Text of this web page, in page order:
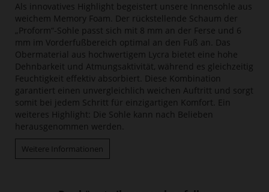
Als innovatives Highlight begeistert unsere Innensohle aus
weichem Memory Foam. Der rückstellende Schaum der
„Proform“-Sohle passt sich mit 8 mm an der Ferse und 6
mm im Vorderfußbereich optimal an den Fuß an. Das
Obermaterial aus hochwertigem Lycra bietet eine hohe
Dehnbarkeit und Atmungsaktivität, während es gleichzeitig
Feuchtigkeit effektiv absorbiert. Diese Kombination
garantiert einen unvergleichlich weichen Auftritt und sorgt
somit bei jedem Schritt für einzigartigen Komfort. Ein
weiteres Highlight: Die Sohle kann nach Belieben
herausgenommen werden.
Weitere Informationen